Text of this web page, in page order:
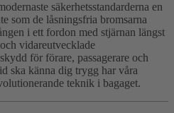
säkerhetsstandarderna en
som de låsningsfria bromsarna
i ett fordon med stjärnan längst
vidareutvecklade
för förare, passagerare och
ska känna dig trygg har våra
teknik i bagaget.